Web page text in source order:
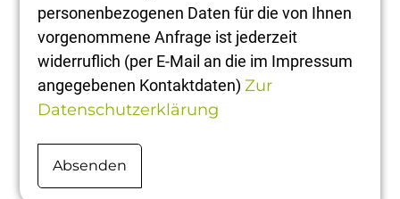
personenbezogenen Daten für die von Ihnen
vorgenommene Anfrage ist jederzeit
widerruflich (per E-Mail an die im Impressum
angegebenen Kontaktdaten) Zur
Datenschutzerklärung
Absenden